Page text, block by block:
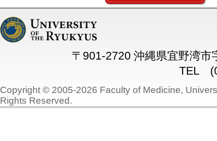
〒901-2720 沖縄県宜野湾市
TEL
Copyright © 2005-2026 Faculty of Medicine,
Rights Reserved.